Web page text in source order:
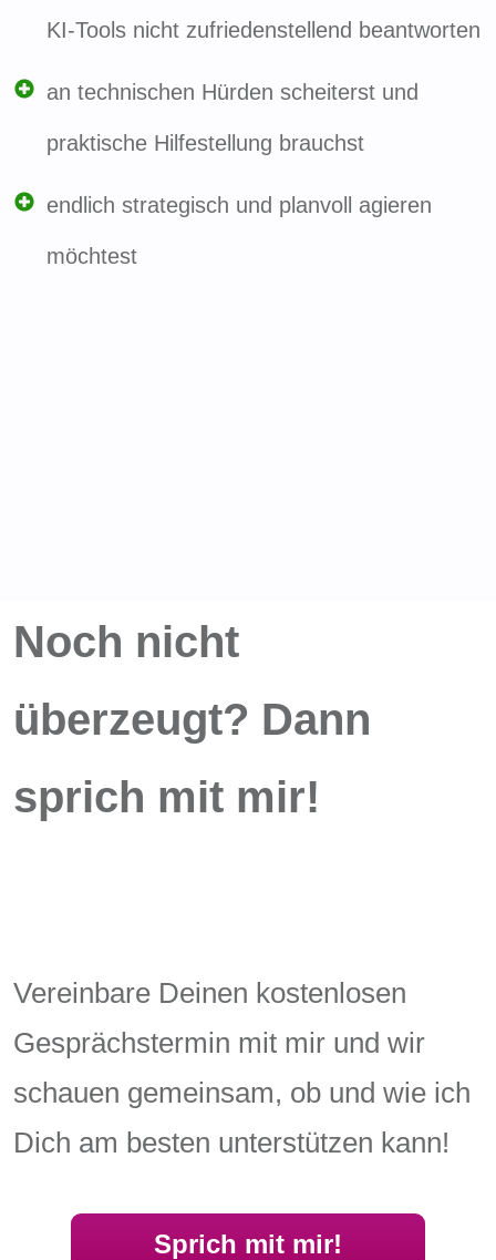
KI-Tools nicht zufriedenstellend beantworten
an technischen Hürden scheiterst und
praktische Hilfestellung brauchst
endlich strategisch und planvoll agieren
möchtest
Noch nicht
überzeugt? Dann
sprich mit mir!
Vereinbare Deinen kostenlosen
Gesprächstermin mit mir und wir
schauen gemeinsam, ob und wie ich
Dich am besten unterstützen kann!
Sprich mit mir!